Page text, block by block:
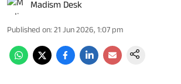
Madism Desk
Published on: 21 Jun 2026, 1:07 pm